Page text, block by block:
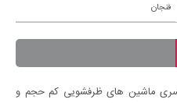
فنجان
ماشین های ظرفشویی کم حجم و